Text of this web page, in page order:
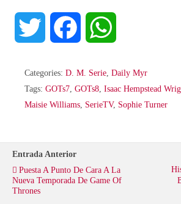
i
t
e
c
o
a
A
Categories: D. M. Serie Daily Myr
Tags: GOTs7 GOTs8 Isaac Hempstead
Maisie Williams SerieTV, Sophie Turner
Entrada Anterior
Puesta A Punto De Cara A La
Nueva Temporada De Game Of
Thrones